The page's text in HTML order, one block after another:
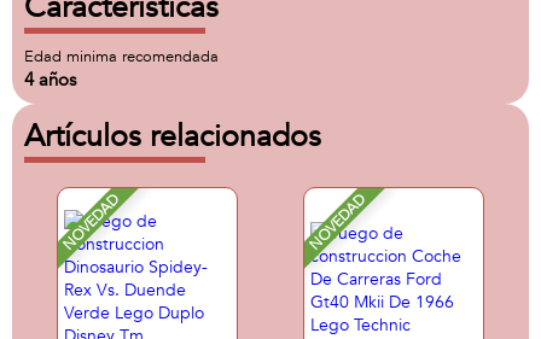
Edad minima recomendada
4 años
Artículos relacionados
NOVEDAD NOVEDAD